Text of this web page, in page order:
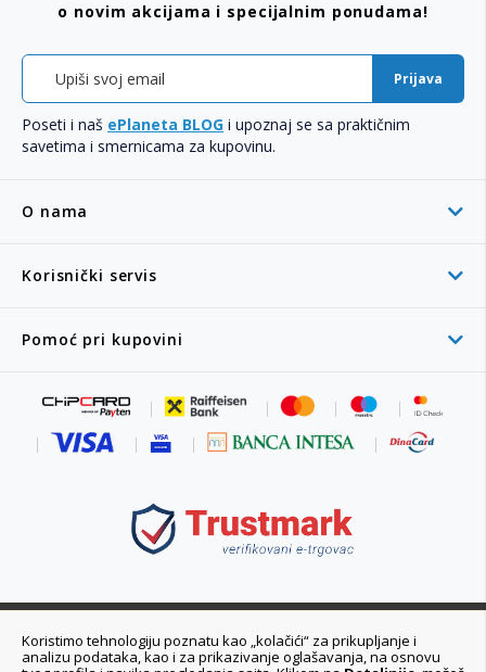
O nama
Korisnički servis
Pomoć pri kupovini
o novim akcijama i specijalnim ponudama!
Prijava
Poseti i naš ePlaneta BLOG i upoznaj se sa praktičnim
savetima i smernicama za kupovinu.
011 6355 550
Ponedeljak - Petak 08:00 - 20:00h
Koristimo tehnologiju poznatu kao „kolačići“ za prikupljanje i
analizu podataka, kao i za prikazivanje oglašavanja, na osnovu